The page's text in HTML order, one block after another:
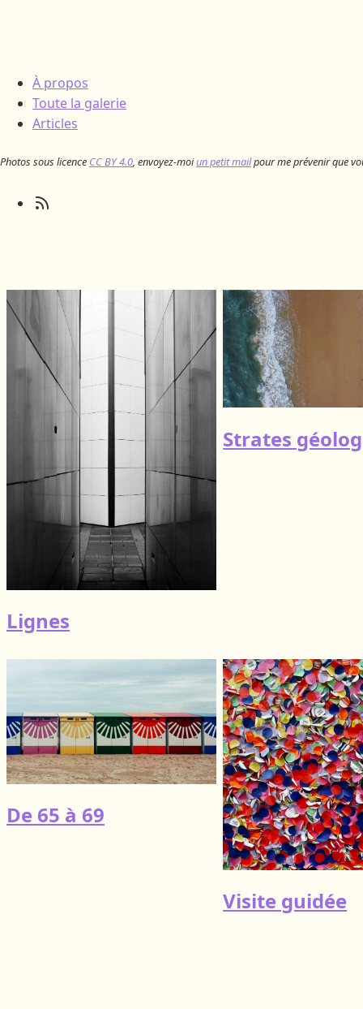
À propos
Toute la galerie
Articles
Photos sous licence CC BY 4.0, envoyez-moiun petit mailpour me prévenir que
Lignes
Strates
De 65 à 69
Visite guidée